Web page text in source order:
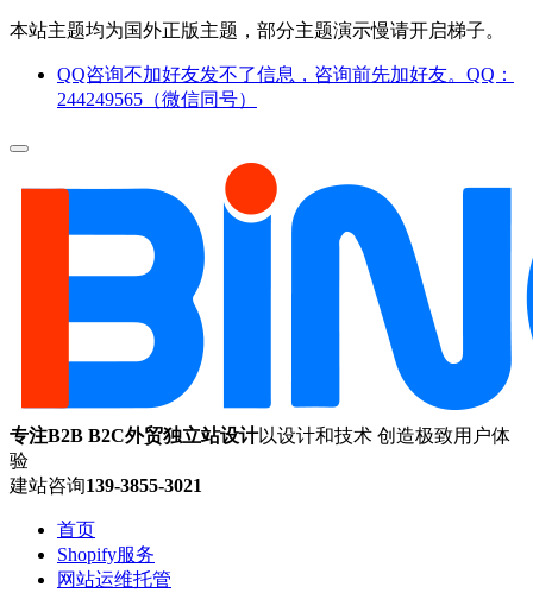
本站主题均为国外正版主题，部分主题演示慢请开启梯子。
QQ咨询不加好友发不了信息，咨询前先加好友。QQ：
244249565（微信同号）
专注B2B B2C外贸独立站设计以设计和技术 创造极致用户体
验
建站咨询139-3855-3021
首页
Shopify服务
网站运维托管